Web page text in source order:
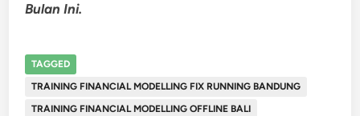
Bulan Ini.
TAGGED
TRAINING FINANCIAL MODELLING FIX RUNNING BANDUNG
TRAINING FINANCIAL MODELLING OFFLINE BALI